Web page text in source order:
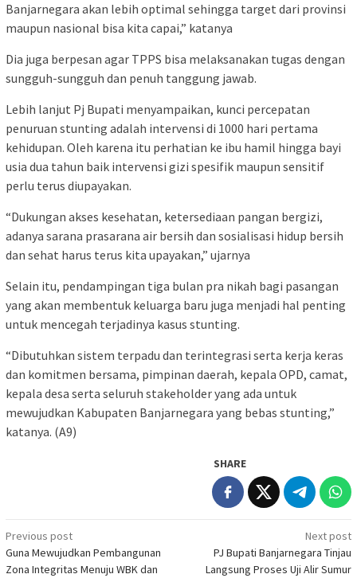
Banjarnegara akan lebih optimal sehingga target dari provinsi
maupun nasional bisa kita capai,” katanya
Dia juga berpesan agar TPPS bisa melaksanakan tugas dengan
sungguh-sungguh dan penuh tanggung jawab.
Lebih lanjut Pj Bupati menyampaikan, kunci percepatan
penuruan stunting adalah intervensi di 1000 hari pertama
kehidupan. Oleh karena itu perhatian ke ibu hamil hingga bayi
usia dua tahun baik intervensi gizi spesifik maupun sensitif
perlu terus diupayakan.
“Dukungan akses kesehatan, ketersediaan pangan bergizi,
adanya sarana prasarana air bersih dan sosialisasi hidup bersih
dan sehat harus terus kita upayakan,” ujarnya
Selain itu, pendampingan tiga bulan pra nikah bagi pasangan
yang akan membentuk keluarga baru juga menjadi hal penting
untuk mencegah terjadinya kasus stunting.
“Dibutuhkan sistem terpadu dan terintegrasi serta kerja keras
dan komitmen bersama, pimpinan daerah, kepala OPD, camat,
kepala desa serta seluruh stakeholder yang ada untuk
mewujudkan Kabupaten Banjarnegara yang bebas stunting,”
katanya. (A9)
SHARE
Post
navigation
Previous post
Guna Mewujudkan Pembangunan
Zona Integritas Menuju WBK dan
Next post
PJ Bupati Banjarnegara Tinjau
Langsung Proses Uji Alir Sumur